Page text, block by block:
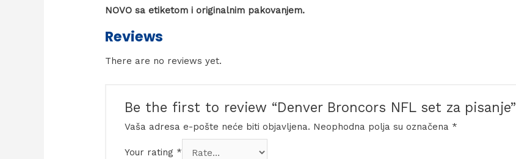
NOVO sa etiketom i originalnim pakovanjem.
Reviews
There are no reviews yet.
Be the first to review “Denver Broncors NFL set za pisanje”
Vaša adresa e-pošte neće biti objavljena. Neophodna polja su označena *
Your rating *